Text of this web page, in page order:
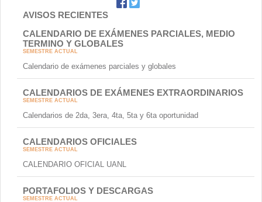
AVISOS RECIENTES
CALENDARIO DE EXÁMENES PARCIALES, MEDIO
TERMINO Y GLOBALES
SEMESTRE ACTUAL
Calendario de exámenes parciales y globales
CALENDARIOS DE EXÁMENES EXTRAORDINARIOS
SEMESTRE ACTUAL
Calendarios de 2da, 3era, 4ta, 5ta y 6ta oportunidad
CALENDARIOS OFICIALES
SEMESTRE ACTUAL
CALENDARIO OFICIAL UANL
PORTAFOLIOS Y DESCARGAS
SEMESTRE ACTUAL